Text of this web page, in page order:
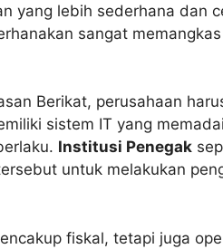
yang lebih sederhana dan
sangat memangkas
Berikat, perusahaan
sistem IT yang
Institusi Penegak
untuk melakukan
fiskal, tetapi juga